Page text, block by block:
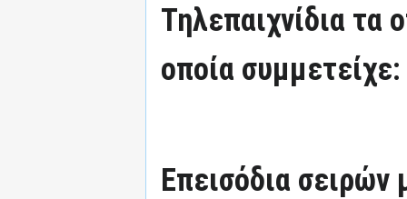
Τηλεπαιχνίδια τα
οποία συμμετείχε:
Επεισόδια